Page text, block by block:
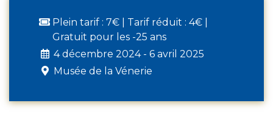
Plein tarif : 7€ | Tarif réduit : 4€ |
Gratuit pour les -25 ans
4 décembre 2024 - 6 avril 2025
Musée de la Vénerie